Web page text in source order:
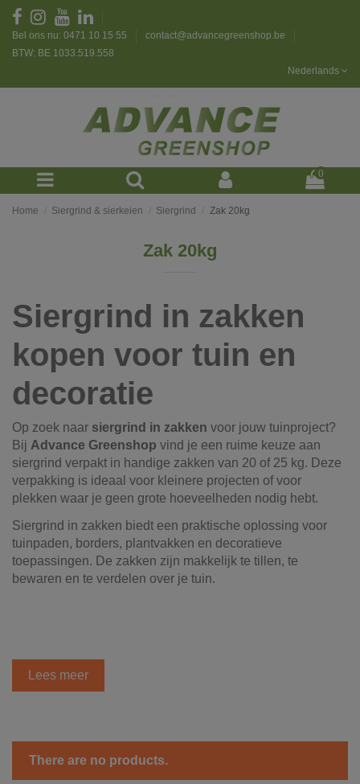
Bel ons nu: 0471 10 15 55
contact@advancegreenshop.be
BTW: BE 1033.519.558
Nederlands
0
Home Siergrind & sierkeien Siergrind Zak 20kg
Zak 20kg
Siergrind in zakken
kopen voor tuin en
decoratie
Op zoek naar siergrind in zakken voor jouw tuinproject?
Bij Advance Greenshop vind je een ruime keuze aan
siergrind verpakt in handige zakken van 20 of 25 kg. Deze
verpakking is ideaal voor kleinere projecten of voor
plekken waar je geen grote hoeveelheden nodig hebt.
Siergrind in zakken biedt een praktische oplossing voor
tuinpaden, borders, plantvakken en decoratieve
toepassingen. De zakken zijn makkelijk te tillen, te
bewaren en te verdelen over je tuin.
Lees meer
There are no products.